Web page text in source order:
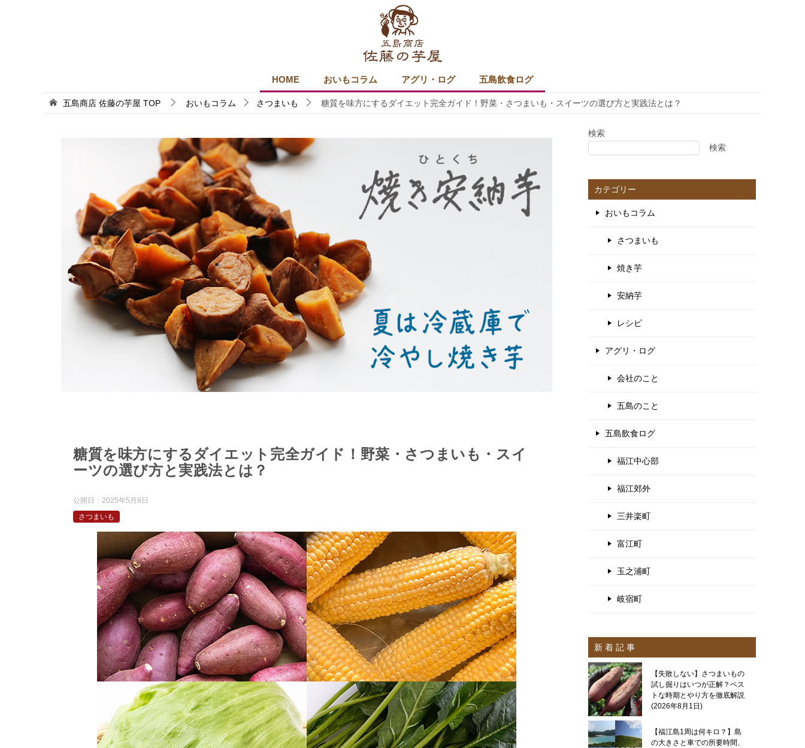
HOME おいもコラム アグリ・ログ 五島飲食ログ
五島商店 佐藤の芋屋 TOP おいもコラム さつまいも 糖質を味方にするダイエット完全ガイド！野菜・さつまいも・スイーツの選び方と実践法とは？
糖質を味方にするダイエット完全ガイド！野菜・さつまいも・スイ
ーツの選び方と実践法とは？
公開日： 2025年5月8日
さつまいも
検索
検索
カテゴリー
おいもコラム
さつまいも
焼き芋
安納芋
レシピ
アグリ・ログ
会社のこと
五島のこと
五島飲食ログ
福江中心部
福江郊外
三井楽町
富江町
玉之浦町
岐宿町
新 着 記 事
【失敗しない】さつまいもの
試し掘りはいつが正解？ベス
トな時期とやり方を徹底解説
2026年8月1日
【福江島1周は何キロ？】島
の大きさと車での所要時間、